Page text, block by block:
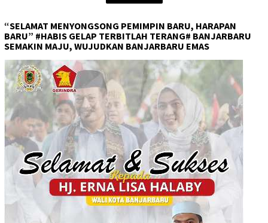
“SELAMAT MENYONGSONG PEMIMPIN BARU, HARAPAN
BARU” #HABIS GELAP TERBITLAH TERANG# BANJARBARU
SEMAKIN MAJU, WUJUDKAN BANJARBARU EMAS